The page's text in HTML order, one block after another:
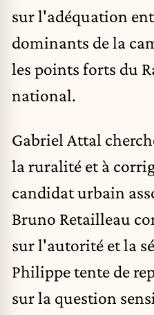
sur l'adéquation
dominants de la
les points forts du
national.
Gabriel Attal
la ruralité et à
candidat urbain
Bruno Retailleau
sur l'autorité et la
Philippe tente de
sur la question